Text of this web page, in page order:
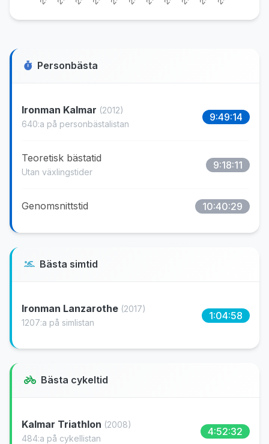
Personbästa
Ironman Kalmar (2012)
640:a på personbästalistan
9:49:14
Teoretisk bästatid
Utan växlingstider
9:18:11
Genomsnittstid 10:40:29
Bästa simtid
Ironman Lanzarothe (2017)
1207:a på simlistan
1:04:58
Bästa cykeltid
Kalmar Triathlon (2008)
484:a på cykellistan
4:52:32